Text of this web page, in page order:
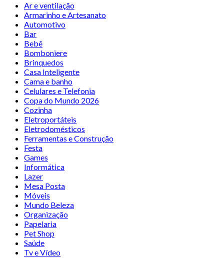
Ar e ventilação
Armarinho e Artesanato
Automotivo
Bar
Bebê
Bomboniere
Brinquedos
Casa Inteligente
Cama e banho
Celulares e Telefonia
Copa do Mundo 2026
Cozinha
Eletroportáteis
Eletrodomésticos
Ferramentas e Construção
Festa
Games
Informática
Lazer
Mesa Posta
Móveis
Mundo Beleza
Organização
Papelaria
Pet Shop
Saúde
Tv e Vídeo